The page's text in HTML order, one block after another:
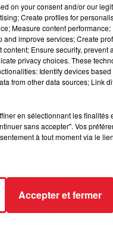
Cependant, la vie n'a
a décidé de se
qu'elle. Elle
tombée enceinte. J'ai
jeune. À l'âge où toutes
étaient pour moi un
étapes très difficiles,
: « Donc, je viens
Je vous épargne
parce que je
bébé qui ne s'est pas
la première fois que ça
une sorte de
on your consent and/or our
Create profiles for
Measure content
improve services; Create
Ensure security, prevent
privacy choices. These
Identify devices
from other data sources; Link
en sélectionnant les finalités
sans accepter". Vos
à tout moment via le
Accepter et fermer